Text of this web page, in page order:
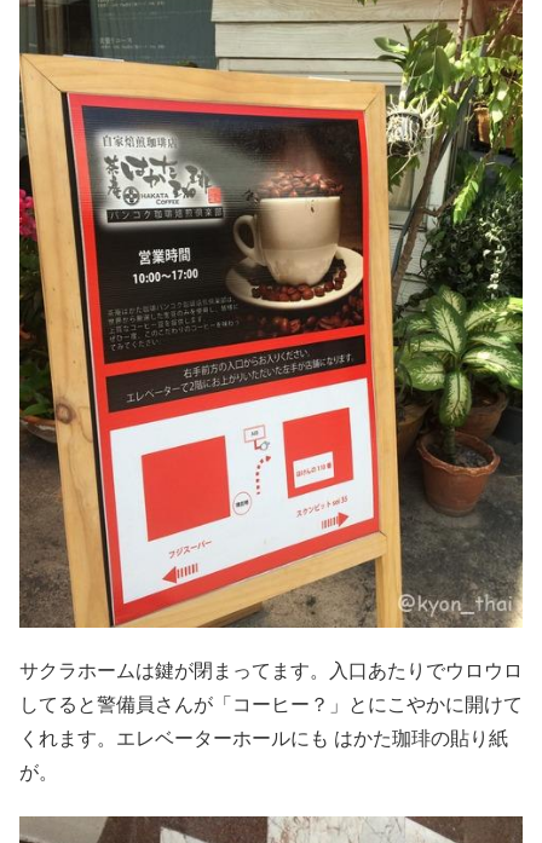
サクラホームは鍵が閉まってます。入口あたりでウロウロ
してると警備員さんが「コーヒー？」とにこやかに開けて
くれます。エレベーターホールにも はかた珈琲の貼り紙
が。